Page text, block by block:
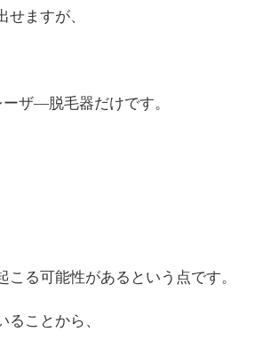
ますが、
ザ―脱毛器だけです。
る可能性があるという点です。
ことから、